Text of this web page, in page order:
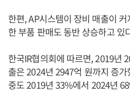
한편, AP시스템이 장비 매출이
한 부품 판매도 동반 상승하고 있
한국IR협의회에 따르면, 2019년
출은 2024년 2947억 원까지 증
중도 2019년 33%에서 2024년